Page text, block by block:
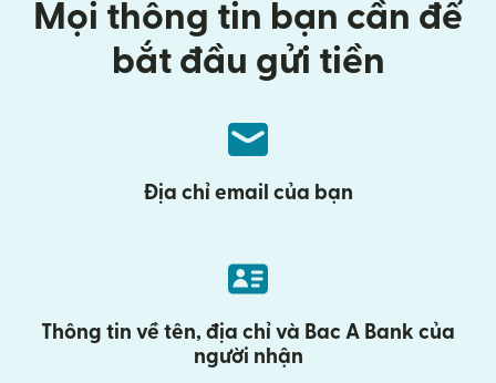
Mọi thông tin bạn cần để
bắt đầu gửi tiền
Địa chỉ email của bạn
Thông tin về tên, địa chỉ và Bac A Bank của
người nhận